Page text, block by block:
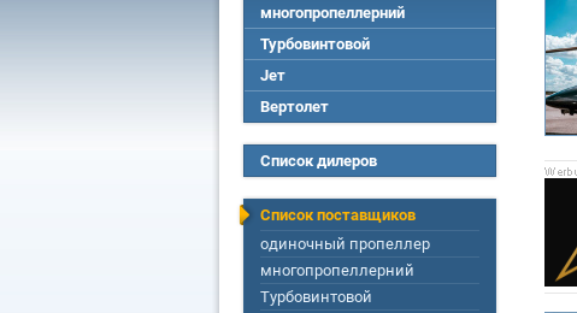
многопропеллерний
Турбовинтовой
Jет
Вертолет
Список дилеров
Список поставщиков
одиночный пропеллер
многопропеллерний
Турбовинтовой